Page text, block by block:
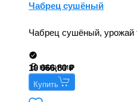
Чабрец сушёный
Чабрец сушёный, урожай
В наличии
10 066,80
Купить